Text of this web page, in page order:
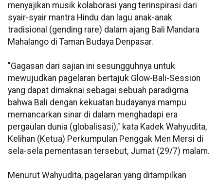
menyajikan musik kolaborasi yang terinspirasi dari
syair-syair mantra Hindu dan lagu anak-anak
tradisional (gending rare) dalam ajang Bali Mandara
Mahalango di Taman Budaya Denpasar.
"Gagasan dari sajian ini sesungguhnya untuk
mewujudkan pagelaran bertajuk Glow-Bali-Session
yang dapat dimaknai sebagai sebuah paradigma
bahwa Bali dengan kekuatan budayanya mampu
memancarkan sinar di dalam menghadapi era
pergaulan dunia (globalisasi)," kata Kadek Wahyudita,
Kelihan (Ketua) Perkumpulan Penggak Men Mersi di
sela-sela pementasan tersebut, Jumat (29/7) malam.
Menurut Wahyudita, pagelaran yang ditampilkan